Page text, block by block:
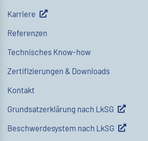
Karriere
Referenzen
Technisches Know-how
Zertifizierungen & Downloads
Kontakt
Grundsatzerklärung nach LkSG
Beschwerdesystem nach LkSG